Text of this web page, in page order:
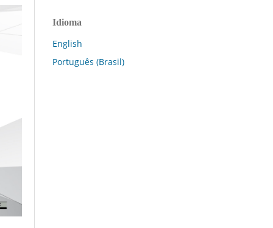
Idioma
English
Português (Brasil)